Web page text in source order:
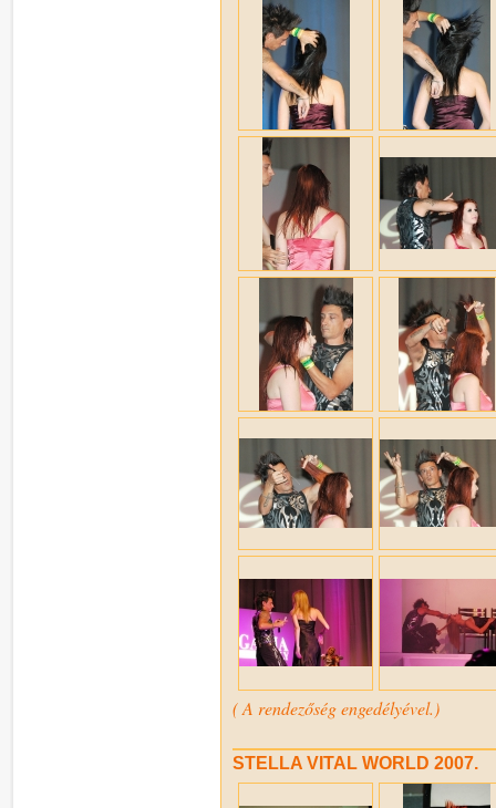
( A rendezőség engedélyével.)
STELLA VITAL WORLD 2007.